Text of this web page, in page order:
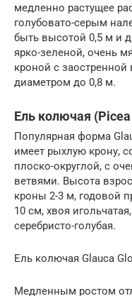
медленно растущее
голубовато-серым
быть высотой 0,5 м и
ярко-зеленой, очень
кроной с
диаметром до 0,8 м.
Ель колючая
Популярная форма
имеет рыхлую крону,
плоско-округлой, с
ветвями. Высота
кроны 2-3 м, годовой
10 см, хвоя
серебристо-голубая.
Ель колючая Glauca
Медленным ростом